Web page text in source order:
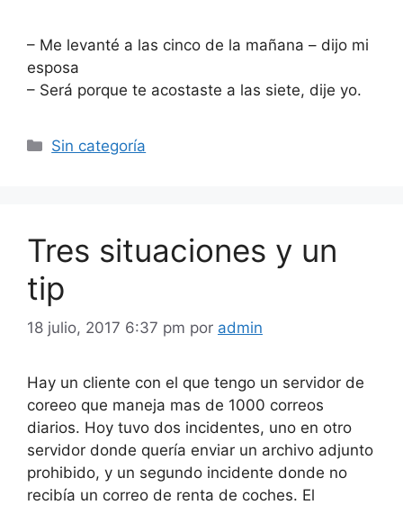
– Me levanté a las cinco de la mañana – dijo mi
esposa
– Será porque te acostaste a las siete, dije yo.
Categorías
Sin categoría
Tres situaciones y un
tip
18 julio, 2017 6:37 pm por admin
Hay un cliente con el que tengo un servidor de
coreeo que maneja mas de 1000 correos
diarios. Hoy tuvo dos incidentes, uno en otro
servidor donde quería enviar un archivo adjunto
prohibido, y un segundo incidente donde no
recibía un correo de renta de coches. El